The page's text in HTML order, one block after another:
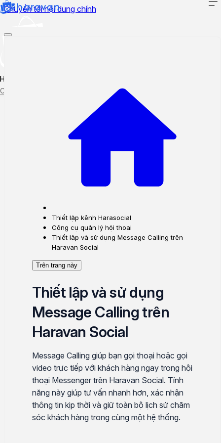
Chuyển tới nội dung chính
Hướng dẫn sử dụng
Cập nhật tính năng mới
Theo dõi ticket
Thiết lập kênh Harasocial
Công cụ quản lý hội thoại
Thiết lập và sử dụng Message Calling trên
Haravan Social
Trên trang này
Thiết lập và sử dụng
Message Calling trên
Haravan Social
Message Calling giúp bạn gọi thoại hoặc gọi
video trực tiếp với khách hàng ngay trong hội
thoại Messenger trên Haravan Social. Tính
năng này giúp tư vấn nhanh hơn, xác nhận
thông tin kịp thời và giữ toàn bộ lịch sử chăm
sóc khách hàng trong cùng một hệ thống.